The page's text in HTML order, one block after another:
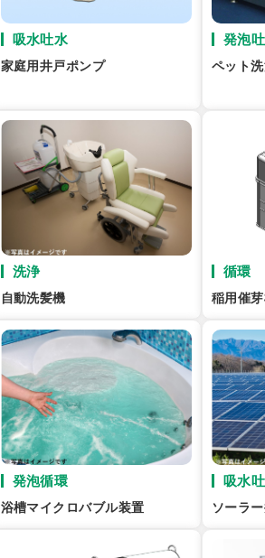
吸水吐水
家庭用井戸ポンプ
発泡
ペット
洗浄
自動洗髪機
循環
稲用催
発泡循環
浴槽マイクロバブル装置
吸水
ソーラ